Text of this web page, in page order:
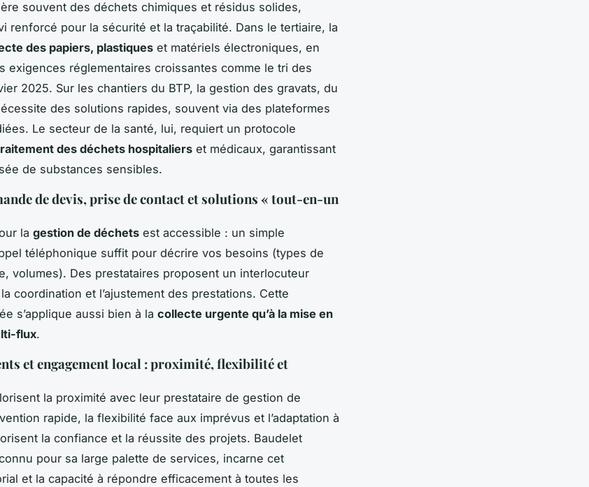
souvent des déchets chimiques et résidus solides,
renforcé pour la sécurité et la traçabilité. Dans le tertiaire, la
des papiers, plastiques et matériels électroniques, en
exigences réglementaires croissantes comme le tri des
2025. Sur les chantiers du BTP, la gestion des gravats, du
des solutions rapides, souvent via des plateformes
Le secteur de la santé, lui, requiert un protocole
des déchets hospitaliers et médicaux, garantissant
de substances sensibles.
de devis, prise de contact et solutions « tout-en-un
la gestion de déchets est accessible : un simple
téléphonique suffit pour décrire vos besoins (types de
volumes). Des prestataires proposent un interlocuteur
coordination et l’ajustement des prestations. Cette
s’applique aussi bien à la collecte urgente qu’à la mise en
flux.
et engagement local : proximité, flexibilité et
la proximité avec leur prestataire de gestion de
rapide, la flexibilité face aux imprévus et l’adaptation à
la confiance et la réussite des projets. Baudelet
pour sa large palette de services, incarne cet
et la capacité à répondre efficacement à toutes les